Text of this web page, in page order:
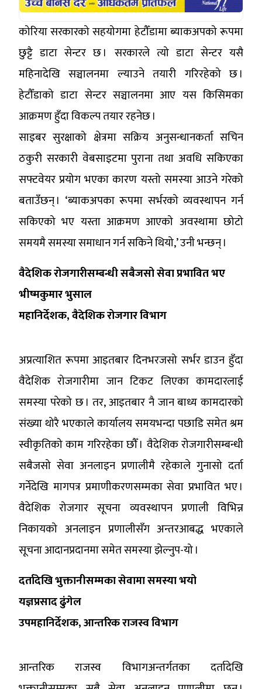
कोरिया सरकारको सहयोगमा हेटौँडामा ब्याकअपको रूपमा
छुट्टै डाटा सेन्टर छ । सरकारले त्यो डाटा सेन्टर यसै
महिनादेखि सञ्चालनमा ल्याउने तयारी गरिरहेको छ ।
हेटौँडाको डाटा सेन्टर सञ्चालनमा आए यस किसिमका
आक्रमण हुँदा विकल्प तयार रहनेछ ।
साइबर सुरक्षाको क्षेत्रमा सक्रिय अनुसन्धानकर्ता सचिन
ठकुरी सरकारी वेबसाइटमा पुराना तथा अवधि सकिएका
सफ्टवेयर प्रयोग भएका कारण यस्तो समस्या आउने गरेको
बताउँछन् । ‘ब्याकअपका रूपमा सर्भरको व्यवस्थापन गर्न
सकिएको भए यस्ता आक्रमण आएको अवस्थामा छोटो
समयमै समस्या समाधान गर्न सकिने थियो,’ उनी भन्छन् ।
वैदेशिक रोजगारीसम्बन्धी सबैजसो सेवा प्रभावित भए
भीष्मकुमार भुसाल
महानिर्देशक, वैदेशिक रोजगार विभाग
अप्रत्याशित रूपमा आइतबार दिनभरजसो सर्भर डाउन हुँदा
वैदेशिक रोजगारीमा जान टिकट लिएका कामदारलाई
समस्या परेको छ । तर, आइतबार नै जान बाध्य कामदारको
संख्या थोरै भएकाले कार्यालय समयभन्दा पछाडि समेत श्रम
स्वीकृतिको काम गरिरहेका छौँ । वैदेशिक रोजगारीसम्बन्धी
सबैजसो सेवा अनलाइन प्रणालीमै रहेकाले गुनासो दर्ता
गर्नेदेखि मागपत्र प्रमाणीकरणसम्मका सेवा प्रभावित भए ।
वैदेशिक रोजगार सूचना व्यवस्थापन प्रणाली विभिन्न
निकायको अनलाइन प्रणालीसँग अन्तरआबद्ध भएकाले
सूचना आदानप्रदानमा समेत समस्या झेल्नुप-यो ।
दर्तादेखि भुक्तानीसम्मका सेवामा समस्या भयो
यज्ञप्रसाद ढुंगेल
उपमहानिर्देशक, आन्तरिक राजस्व विभाग
आन्तरिक राजस्व विभागअन्तर्गतका दर्तादेखि